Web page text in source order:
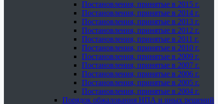
Постановления, принятые в 2015 г.
Постановления, принятые в 2014 г.
Постановления, принятые в 2013 г.
Постановления, принятые в 2012 г.
Постановления, принятые в 2011 г.
Постановления, принятые в 2010 г.
Постановления, принятые в 2009 г.
Постановления, принятые в 2007 г.
Постановления, принятые в 2006 г.
Постановления, принятые в 2005 г.
Постановления, принятые в 2004 г.
Порядок обжалования НПА и иных решений